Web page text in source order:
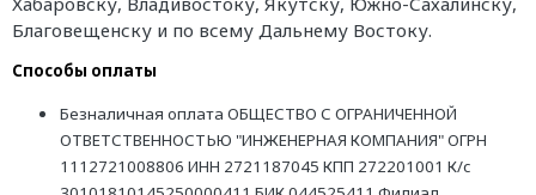
Благовещенску и по всему Дальнему Востоку.
Способы оплаты
Безналичная оплата ОБЩЕСТВО С ОГРАНИЧЕННОЙ
ОТВЕТСТВЕННОСТЬЮ "ИНЖЕНЕРНАЯ КОМПАНИЯ" ОГРН
1112721008806 ИНН 2721187045 КПП 272201001 К/с